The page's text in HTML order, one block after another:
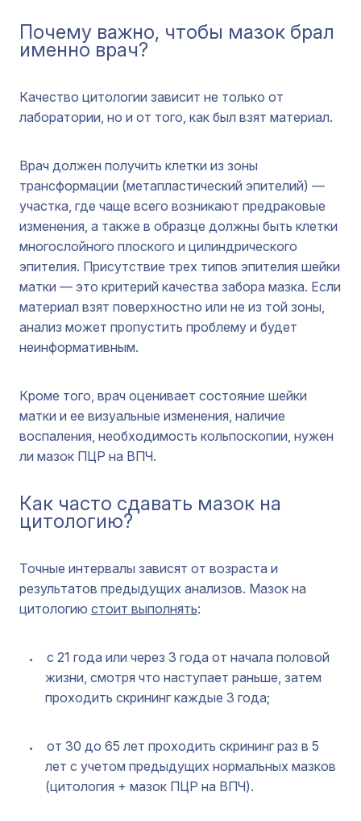
Почему важно, чтобы мазок брал
именно врач?
Качество цитологии зависит не только от
лаборатории, но и от того, как был взят материал.
Врач должен получить клетки из зоны
трансформации (метапластический эпителий) —
участка, где чаще всего возникают предраковые
изменения, а также в образце должны быть клетки
многослойного плоского и цилиндрического
эпителия. Присутствие трех типов эпителия шейки
матки — это критерий качества забора мазка. Если
материал взят поверхностно или не из той зоны,
анализ может пропустить проблему и будет
неинформативным.
Кроме того, врач оценивает состояние шейки
матки и ее визуальные изменения, наличие
воспаления, необходимость кольпоскопии, нужен
ли мазок ПЦР на ВПЧ.
Как часто сдавать мазок на
цитологию?
Точные интервалы зависят от возраста и
результатов предыдущих анализов. Мазок на
цитологию стоит выполнять:
с 21 года или через 3 года от начала половой
жизни, смотря что наступает раньше, затем
проходить скрининг каждые 3 года;
от 30 до 65 лет проходить скрининг раз в 5
лет с учетом предыдущих нормальных мазков
(цитология + мазок ПЦР на ВПЧ).